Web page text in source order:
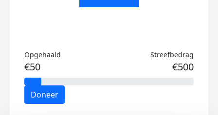
Opgehaald
€50
Streefbedrag
€500
Doneer